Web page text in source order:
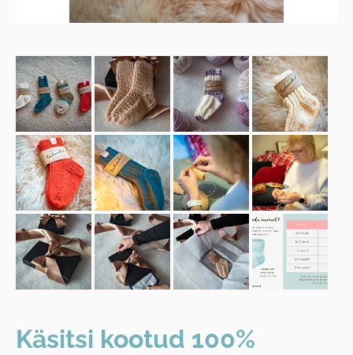
Käsitsi kootud 100%